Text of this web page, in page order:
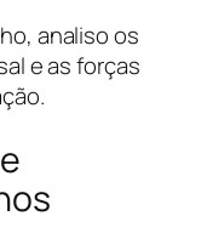
analiso os
e as forças